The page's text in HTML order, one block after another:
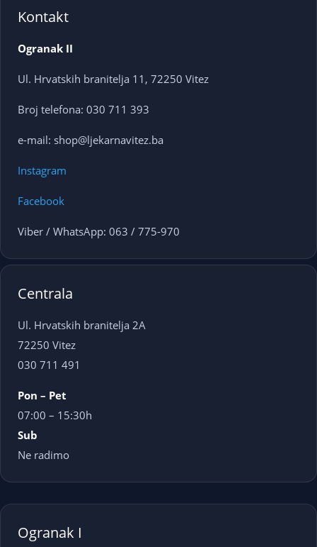
Kontakt
Ogranak II
Ul. Hrvatskih branitelja 11, 72250 Vitez
Broj telefona: 030 711 393
e-mail: shop@ljekarnavitez.ba
Instagram
Facebook
Viber / WhatsApp: 063 / 775-970
Centrala
Ul. Hrvatskih branitelja 2A
72250 Vitez
030 711 491
Pon – Pet
07:00 – 15:30h
Sub
Ne radimo
Ogranak I